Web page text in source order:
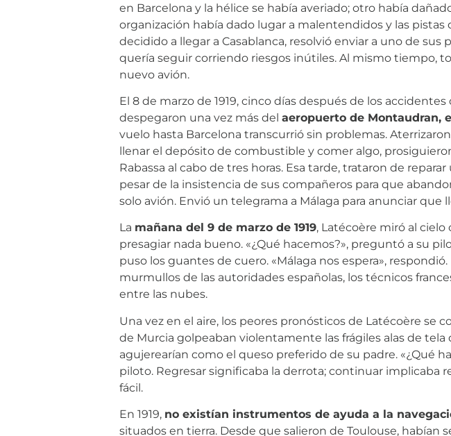
en Barcelona y la hélice se había averiado; otro había
organización había dado lugar a malentendidos y las
decidido a llegar a Casablanca, resolvió enviar a uno de
quería seguir corriendo riesgos inútiles. Al mismo tiempo,
nuevo avión.
El 8 de marzo de 1919, cinco días después de los
despegaron una vez más del aeropuerto de Montaudran,
vuelo hasta Barcelona transcurrió sin problemas.
llenar el depósito de combustible y comer algo,
Rabassa al cabo de tres horas. Esa tarde, trataron de
pesar de la insistencia de sus compañeros para que
solo avión. Envió un telegrama a Málaga para anunciar que
La mañana del 9 de marzo de 1919, Latécoère miró al
presagiar nada bueno. «¿Qué hacemos?», preguntó a su
puso los guantes de cuero. «Málaga nos espera»,
murmullos de las autoridades españolas, los técnicos
entre las nubes.
Una vez en el aire, los peores pronósticos de Latécoère
de Murcia golpeaban violentamente las frágiles alas de tela
agujerearían como el queso preferido de su padre. «¿Qué
piloto. Regresar significaba la derrota; continuar implicaba
fácil.
En 1919, no existían instrumentos de ayuda a la
situados en tierra. Desde que salieron de Toulouse, habían